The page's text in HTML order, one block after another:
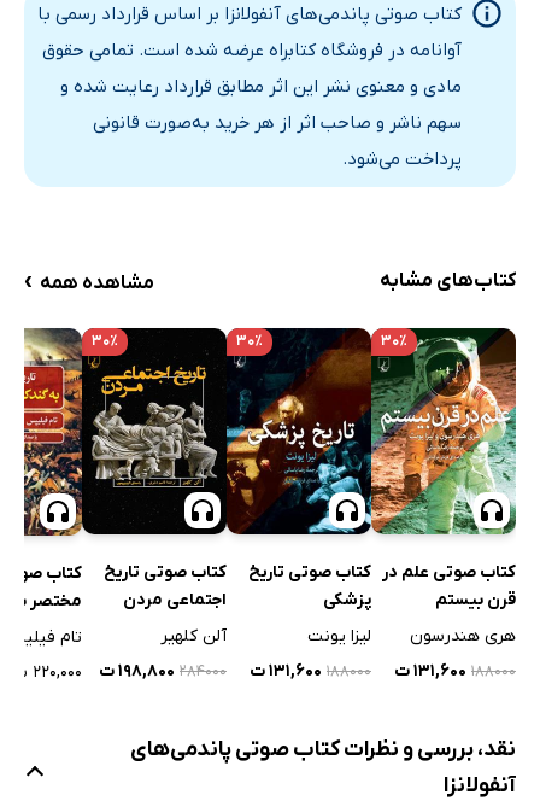
کتاب صوتی پاندمی‌های آنفولانزا بر اساس قرارداد رسمی با
آوانامه در فروشگاه کتابراه عرضه شده است. تمامی حقوق
مادی و معنوی نشر این اثر مطابق قرارداد رعایت شده و
سهم ناشر و صاحب اثر از هر خرید به‌صورت قانونی
پرداخت می‌شود.
کتاب‌های مشابه مشاهده همه ›
۳۰٪
کتاب صوتی علم در
قرن بیستم
هری هندرسون
۱۸۸۰۰۰ ۱۳۱,۶۰۰ ت
۳۰٪
کتاب صوتی تاریخ
پزشکی
لیزا یونت
۱۸۸۰۰۰ ۱۳۱,۶۰۰ ت
۳۰٪
کتاب صوتی تاریخ
اجتماعی مردن
آلن کلهیر
۲۸۴۰۰۰ ۱۹۸,۸۰۰ ت
کتاب صوتی
مختصر به
کشیدن
تام
۲۲۰,۰۰۰ ت
نقد، بررسی و نظرات کتاب صوتی پاندمی‌های
آنفولانزا